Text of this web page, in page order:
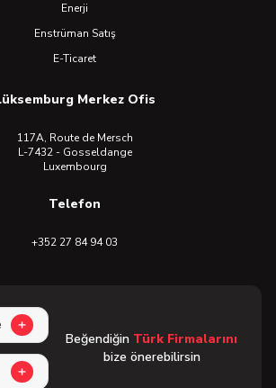
Enerji
Enstrüman Satış
E-Ticaret
Merkez Ofis
117A, Route de Mersch
L-7432 - Gosseldange
Luxembourg
Telefon
+352 27 84 94 03
Beğendiğin Türk Firmalarını
bize önerebilirsin